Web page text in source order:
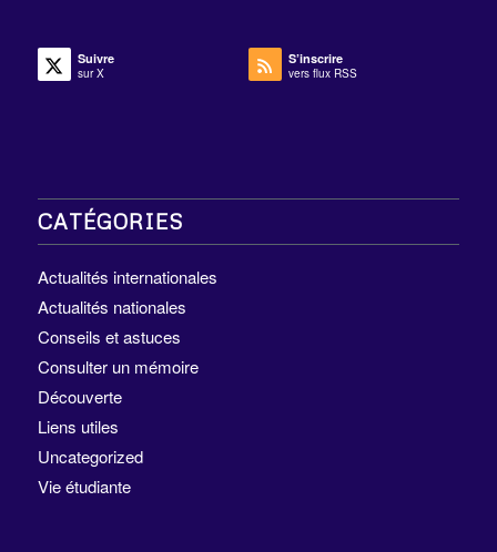
Suivre
sur X
S’inscrire
vers flux RSS
CATÉGORIES
Actualités internationales
Actualités nationales
Conseils et astuces
Consulter un mémoire
Découverte
Liens utiles
Uncategorized
Vie étudiante